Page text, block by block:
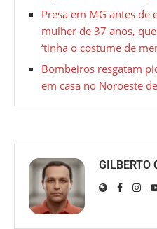
Presa em MG antes de
mulher de 37 anos,
‘tinha o costume de
Bombeiros resgatam
em casa no Noroeste
GILBERTO